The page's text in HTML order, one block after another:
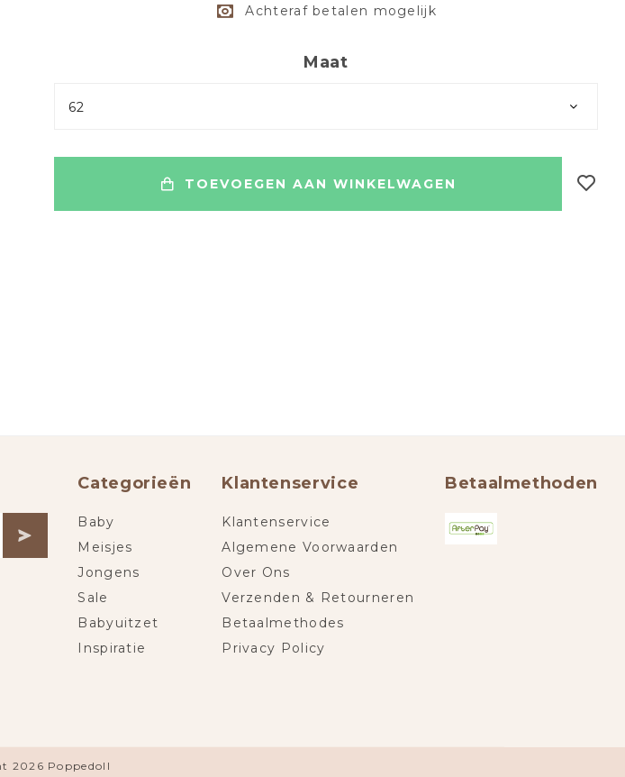
Achteraf betalen mogelijk
Maat
62
TOEVOEGEN AAN WINKELWAGEN
Categorieën
Baby
Meisjes
Jongens
Sale
Babyuitzet
Inspiratie
Klantenservice
Klantenservice
Algemene Voorwaarden
Over Ons
Verzenden & Retourneren
Betaalmethodes
Privacy Policy
Betaalmethoden
2026 Poppedoll